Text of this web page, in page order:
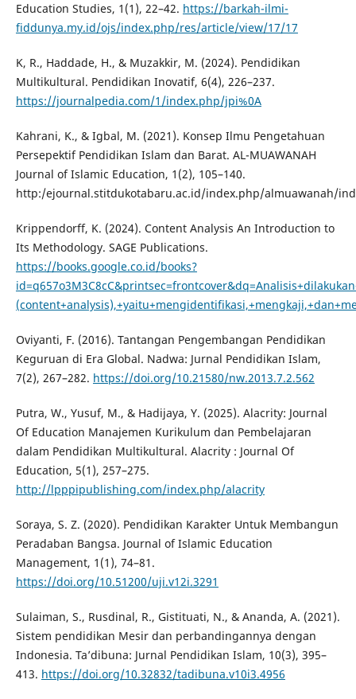
Education Studies, 1(1), 22–42. https://barkah-ilmi-
fiddunya.my.id/ojs/index.php/res/article/view/17/17
K, R., Haddade, H., & Muzakkir, M. (2024). Pendidikan
Multikultural. Pendidikan Inovatif, 6(4), 226–237.
https://journalpedia.com/1/index.php/jpi%0A
Kahrani, K., & Igbal, M. (2021). Konsep Ilmu Pengetahuan
Persepektif Pendidikan Islam dan Barat. AL-MUAWANAH
Journal of Islamic Education, 1(2), 105–140.
http:/ejournal.stitdukotabaru.ac.id/index.php/almuawanah/
Krippendorff, K. (2024). Content Analysis An Introduction to
Its Methodology. SAGE Publications.
https://books.google.co.id/books?
Oviyanti, F. (2016). Tantangan Pengembangan Pendidikan
Keguruan di Era Global. Nadwa: Jurnal Pendidikan Islam,
7(2), 267–282. https://doi.org/10.21580/nw.2013.7.2.562
Putra, W., Yusuf, M., & Hadijaya, Y. (2025). Alacrity: Journal
Of Education Manajemen Kurikulum dan Pembelajaran
dalam Pendidikan Multikultural. Alacrity : Journal Of
Education, 5(1), 257–275.
http://lpppipublishing.com/index.php/alacrity
Soraya, S. Z. (2020). Pendidikan Karakter Untuk Membangun
Peradaban Bangsa. Journal of Islamic Education
Management, 1(1), 74–81.
https://doi.org/10.51200/uji.v12i.3291
Sulaiman, S., Rusdinal, R., Gistituati, N., & Ananda, A. (2021).
Sistem pendidikan Mesir dan perbandingannya dengan
Indonesia. Ta’dibuna: Jurnal Pendidikan Islam, 10(3), 395–
413. https://doi.org/10.32832/tadibuna.v10i3.4956